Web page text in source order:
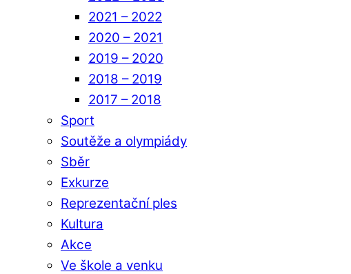
2021 – 2022
2020 – 2021
2019 – 2020
2018 – 2019
2017 – 2018
Sport
Soutěže a olympiády
Sběr
Exkurze
Reprezentační ples
Kultura
Akce
Ve škole a venku